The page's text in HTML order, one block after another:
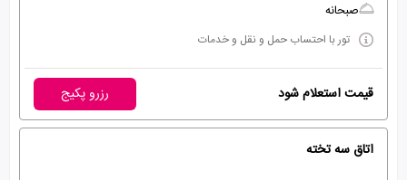
صبحانه
تور با احتساب حمل و نقل و خدمات
قیمت استعلام شود رزرو پکیج
اتاق سه تخته